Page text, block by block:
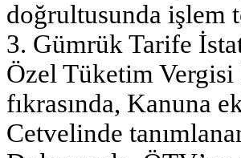
doğrultusunda işlem
3. Gümrük Tarife
Özel Tüketim
fıkrasında, Kanuna
Cetvelinde